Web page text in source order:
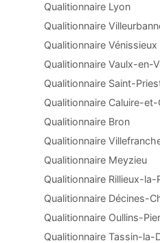
Qualitionnaire Lyon
Qualitionnaire
Qualitionnaire Vénissieux
Qualitionnaire Vaulx-en-
Qualitionnaire Saint-
Qualitionnaire Caluire-et-
Qualitionnaire Bron
Qualitionnaire
Qualitionnaire Meyzieu
Qualitionnaire Rillieux-la-
Qualitionnaire Décines-
Qualitionnaire Oullins-
Qualitionnaire Tassin-la-